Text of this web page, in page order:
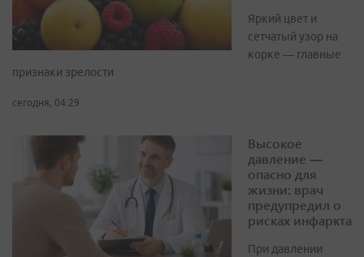
Яркий цвет и
сетчатый узор на
корке — главные
признаки зрелости
сегодня, 04:29
Высокое
давление —
опасно для
жизни: врач
предупредил о
рисках инфаркта
При давлении